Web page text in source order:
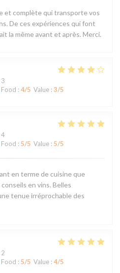
et complète qui transporte vos
De ces expériences qui font
la même avant et après. Merci.
Food : 4/5 Value : 3/5
4
Food : 5/5 Value : 5/5
en terme de cuisine que
en vins. Belles
tenue irréprochable des
Food : 5/5 Value : 4/5